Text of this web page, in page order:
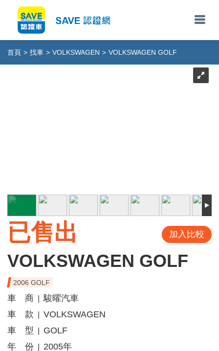
首頁 > 找車 > VOLKSWAGEN > VOLKSWAGEN GOLF
已售出 加入比較
VOLKSWAGEN GOLF
2006 GOLF
車 商
駿曜汽車
車 款
VOLKSWAGEN
車 型
GOLF
年 份
2005年